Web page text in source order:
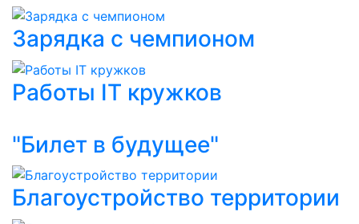
Зарядка с чемпионом
Работы IT кружков
"Билет в будущее"
Благоустройство территории